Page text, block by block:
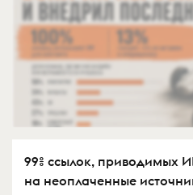
99% ссылок, приводимых
на неоплаченные